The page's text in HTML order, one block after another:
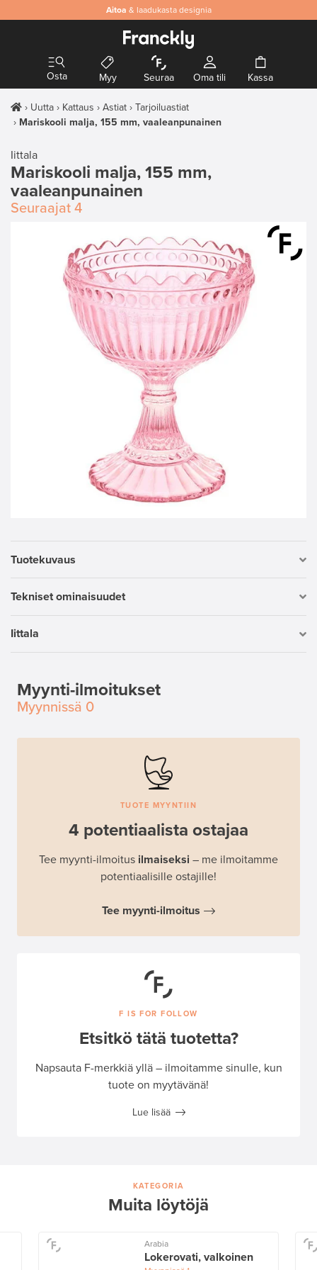
Aitoa & laadukasta designia
Osta Myy Seuraa Oma tili Kassa
Uutta Kattaus Astiat
Tarjoiluastiat
Mariskooli malja, 155 mm, vaaleanpunainen
Iittala
Mariskooli malja, 155 mm,
vaaleanpunainen
Seuraajat 4
Tuotekuvaus
Tekniset ominaisuudet
Iittala
Myynti-ilmoitukset
Myynnissä 0
TUOTE MYYNTIIN
4 potentiaalista ostajaa
Tee myynti-ilmoitus ilmaiseksi – me ilmoitamme
potentiaalisille ostajille!
Tee myynti-ilmoitus
F IS FOR FOLLOW
Etsitkö tätä tuotetta?
Napsauta F-merkkiä yllä – ilmoitamme sinulle, kun
tuote on myytävänä!
Lue lisää
KATEGORIA
Muita löytöjä
Arabia
Lokerovati, valkoinen